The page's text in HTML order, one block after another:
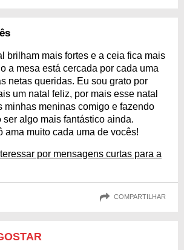
brilham mais fortes e a ceia fica mais
a mesa está cercada por cada uma
netas queridas. Eu sou grato por
um natal feliz, por mais esse natal
minhas meninas comigo e fazendo
algo mais fantástico ainda.
ama muito cada uma de vocês!
por mensagens curtas para a
COMPARTILHAR